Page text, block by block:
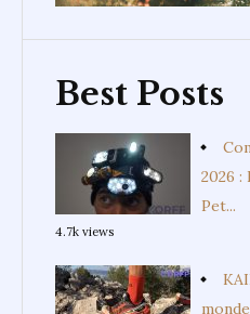
Best Posts
2026 :
Pet...
4.7k views